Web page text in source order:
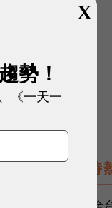
即
全
X
勢！
《一天一